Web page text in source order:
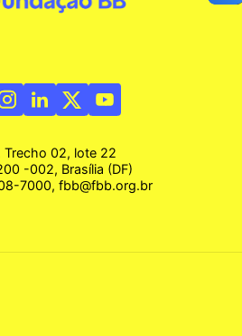
Trecho 02, lote 22
-002, Brasília (DF)
7000, fbb@fbb.org.br